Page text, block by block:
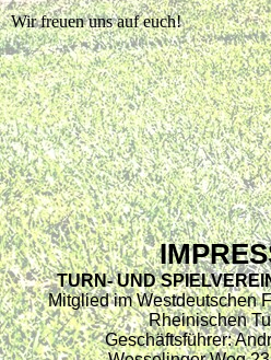
Wir freuen uns auf euch!
TURN- UND
Mitglied im Westdeutschen
Rheinischen
Geschäftsführer: